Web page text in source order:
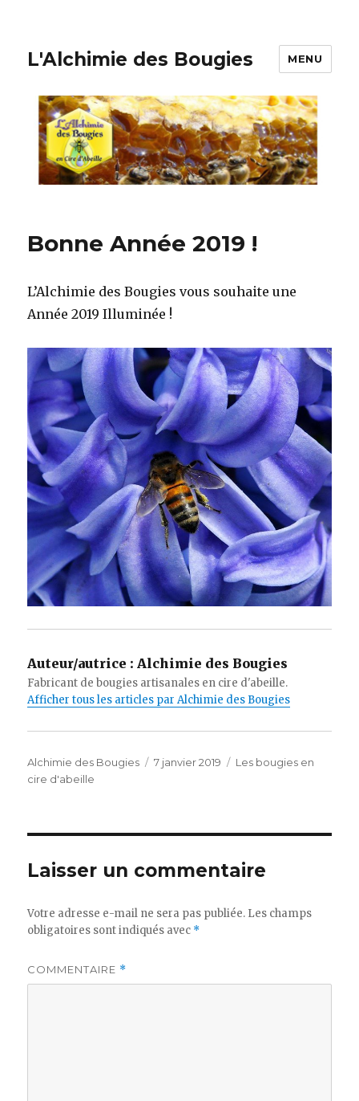
L'Alchimie des Bougies MENU
Bonne Année 2019 !
L’Alchimie des Bougies vous souhaite une
Année 2019 Illuminée !
Auteur/autrice : Alchimie des Bougies
Fabricant de bougies artisanales en cire d'abeille.
Afficher tous les articles par Alchimie des Bougies
Auteur
Alchimie des Bougies
Publié
7 janvier 2019 Catégories
Les bougies en
cire d'abeille
Laisser un commentaire
Votre adresse e-mail ne sera pas publiée. Les champs
obligatoires sont indiqués avec *
COMMENTAIRE *